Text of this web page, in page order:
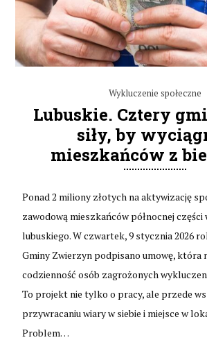
Wykluczenie społeczne
Lubuskie. Cztery
siły, by
mieszkańców z
Ponad 2 miliony złotych na aktywizację
zawodową mieszkańców północnej
lubuskiego. W czwartek, 9 stycznia 2026
Gminy Zwierzyn podpisano umowę, która
codzienność osób zagrożonych
To projekt nie tylko o pracy, ale przede
przywracaniu wiary w siebie i miejsce w
Problem…